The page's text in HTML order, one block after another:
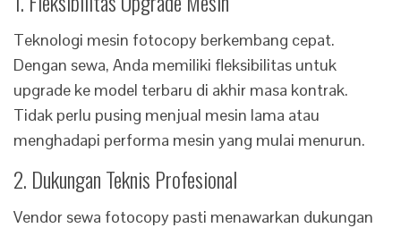
Teknologi mesin fotocopy berkembang cepat.
Dengan sewa, Anda memiliki fleksibilitas untuk
upgrade ke model terbaru di akhir masa kontrak.
Tidak perlu pusing menjual mesin lama atau
menghadapi performa mesin yang mulai menurun.
2. Dukungan Teknis Profesional
Vendor sewa fotocopy pasti menawarkan dukungan